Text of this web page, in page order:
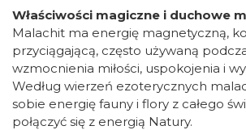
Właściwości magiczne i duchowe
Malachit ma energię magnetyczną,
przyciągającą, często używaną
wzmocnienia miłości, uspokojenia i
Według wierzeń ezoterycznych
sobie energię fauny i flory z całego
połączyć się z energią Natury.